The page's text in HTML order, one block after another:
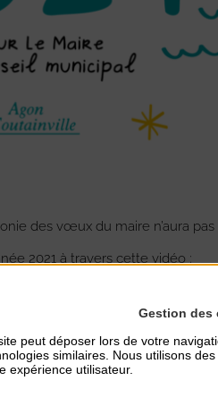
des vœux du maire n’aura pas
2021 à travers cette vidéo :
Gestion des
peut déposer lors de votre
similaires. Nous utilisons
expérience utilisateur.